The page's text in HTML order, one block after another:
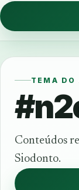
TEMA DO
Conteúdos
Siodonto.